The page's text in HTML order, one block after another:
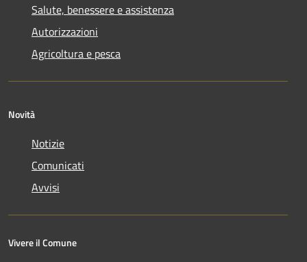
Salute, benessere e assistenza
Autorizzazioni
Agricoltura e pesca
Novità
Notizie
Comunicati
Avvisi
Vivere il Comune